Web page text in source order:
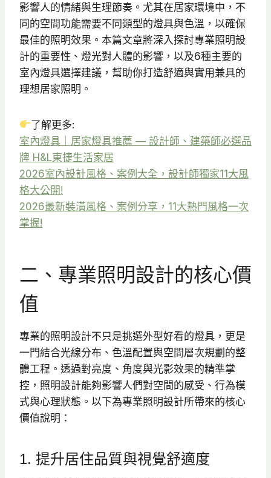
影響人的情緒與生理節奏。尤其在居家環境中，不
同的空間功能需要不同類型的燈具與色溫，以確保
最佳的照明效果。本篇文章將深入探討專業照明設
計的重要性、燈光對人體的影響，以及6種主要的
室內燈具選擇建議，幫助你打造舒適與實用兼具的
理想居家照明。
了解更多:
室內燈具｜居家燈具推薦 — 設計師、建築師必選品
牌 H&L東捷生活家居
2026室內設計風格、案例大全，設計師獨家11大風
格大公開!
2026最新裝潢風格、案例分享，11大熱門風格一次
掌握!
二、專業照明設計的核心價
值
專業的照明設計不只是挑選外型好看的燈具，更是
一門結合光線分布、色溫配置與空間層次規劃的整
體工程。透過對亮度、角度與光影效果的精準掌
控，照明設計能夠影響人們對空間的感受、行為模
式與心理狀態。以下為專業照明設計所帶來的核心
價值說明：
1. 提升居住品質與視覺舒適度